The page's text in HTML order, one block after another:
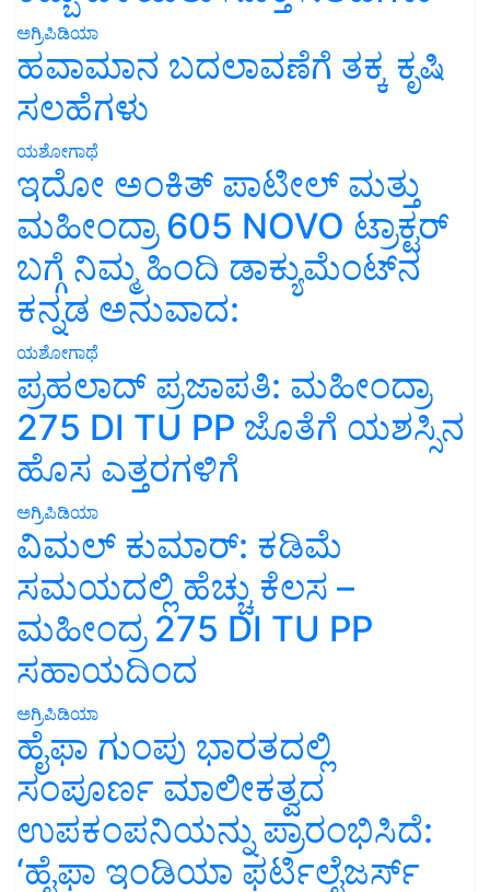
ಅಗ್ರಿಪಿಡಿಯಾ
ಹವಾಮಾನ ಬದಲಾವಣೆಗೆ ತಕ್ಕ ಕೃಷಿ
ಸಲಹೆಗಳು
ಯಶೋಗಾಥೆ
ಇದೋ ಅಂಕಿತ್ ಪಾಟೀಲ್ ಮತ್ತು
ಮಹೀಂದ್ರಾ 605 NOVO ಟ್ರಾಕ್ಟರ್
ಬಗ್ಗೆ ನಿಮ್ಮ ಹಿಂದಿ ಡಾಕ್ಯುಮೆಂಟ್‌ನ
ಕನ್ನಡ ಅನುವಾದ:
ಯಶೋಗಾಥೆ
ಪ್ರಹಲಾದ್ ಪ್ರಜಾಪತಿ: ಮಹೀಂದ್ರಾ
275 DI TU PP ಜೊತೆಗೆ ಯಶಸ್ಸಿನ
ಹೊಸ ಎತ್ತರಗಳಿಗೆ
ಅಗ್ರಿಪಿಡಿಯಾ
ವಿಮಲ್ ಕುಮಾರ್: ಕಡಿಮೆ
ಸಮಯದಲ್ಲಿ ಹೆಚ್ಚು ಕೆಲಸ –
ಮಹೀಂದ್ರ 275 DI TU PP
ಸಹಾಯದಿಂದ
ಅಗ್ರಿಪಿಡಿಯಾ
ಹೈಫಾ ಗುಂಪು ಭಾರತದಲ್ಲಿ
ಸಂಪೂರ್ಣ ಮಾಲೀಕತ್ವದ
ಉಪಕಂಪನಿಯನ್ನು ಪ್ರಾರಂಭಿಸಿದೆ:
‘ಹೈಫಾ ಇಂಡಿಯಾ ಫರ್ಟಿಲೈಜರ್ಸ್